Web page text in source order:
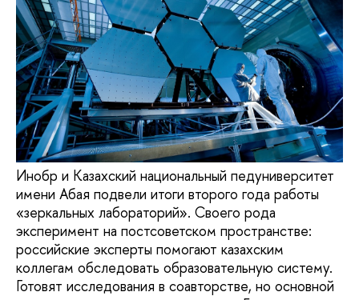
Инобр и Казахский национальный педуниверситет
имени Абая подвели итоги второго года работы
«зеркальных лабораторий». Своего рода
эксперимент на постсоветском пространстве:
российские эксперты помогают казахским
коллегам обследовать образовательную систему.
Готовят исследования в соавторстве, но основной